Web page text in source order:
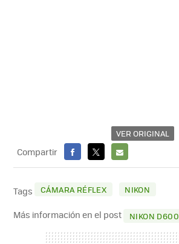
VER ORIGINAL
Compartir
FACEBOOK
X
E-
MAIL
Tags CÁMARA RÉFLEX NIKON
Más información en el post NIKON D600